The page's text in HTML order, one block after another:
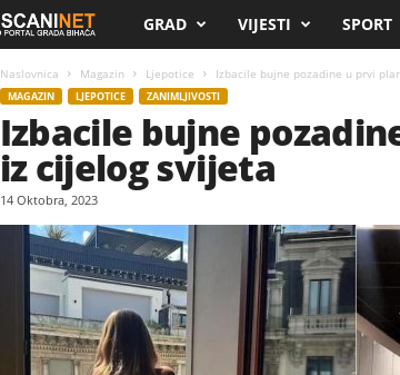
c
n
i
.
GRAD VIJESTI SPORT
Naslovnica Magazin Ljepotice Izbacile bujne pozadine u prvi
MAGAZIN LJEPOTICE ZANIMLJIVOSTI
Izbacile bujne
iz cijelog svijeta
14 Oktobra, 2023